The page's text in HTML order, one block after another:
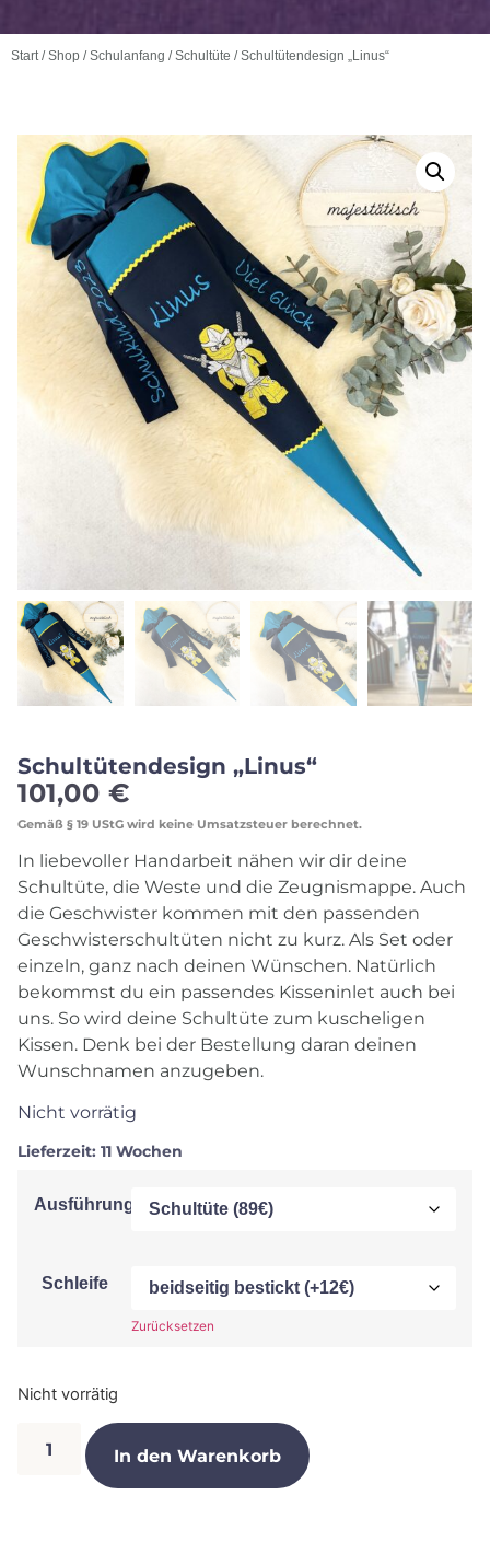
Start /Shop /Schulanfang /Schultüte / Schultütendesign „Linus“
Schultütendesign „Linus“
101,00 €
Gemäß § 19 UStG wird keine Umsatzsteuer berechnet.
In liebevoller Handarbeit nähen wir dir deine
Schultüte, die Weste und die Zeugnismappe. Auch
die Geschwister kommen mit den passenden
Geschwisterschultüten nicht zu kurz. Als Set oder
einzeln, ganz nach deinen Wünschen. Natürlich
bekommst du ein passendes Kisseninlet auch bei
uns. So wird deine Schultüte zum kuscheligen
Kissen. Denk bei der Bestellung daran deinen
Wunschnamen anzugeben.
Nicht vorrätig
Lieferzeit: 11 Wochen
Ausführung
Schleife
Zurücksetzen
Nicht vorrätig
In den Warenkorb